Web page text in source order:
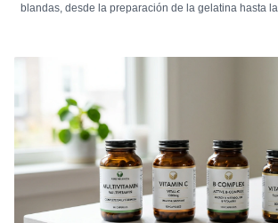
blandas, desde la preparación de la gelatina hasta